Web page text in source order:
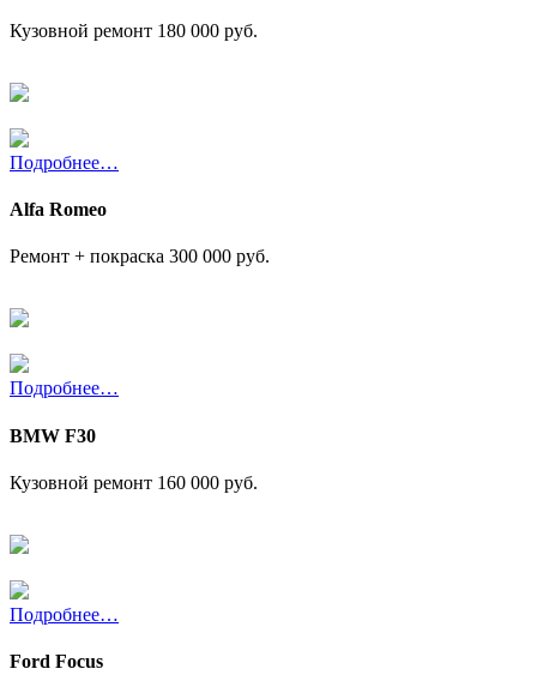
Кузовной ремонт 180 000 руб.
Подробнее…
Alfa Romeo
Ремонт + покраска 300 000 руб.
Подробнее…
BMW F30
Кузовной ремонт 160 000 руб.
Подробнее…
Ford Focus